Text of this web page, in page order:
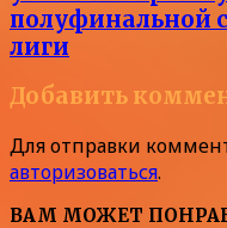
полуфинальной
лиги
Добавить
Для отправки
авторизоваться.
ВАМ МОЖЕТ